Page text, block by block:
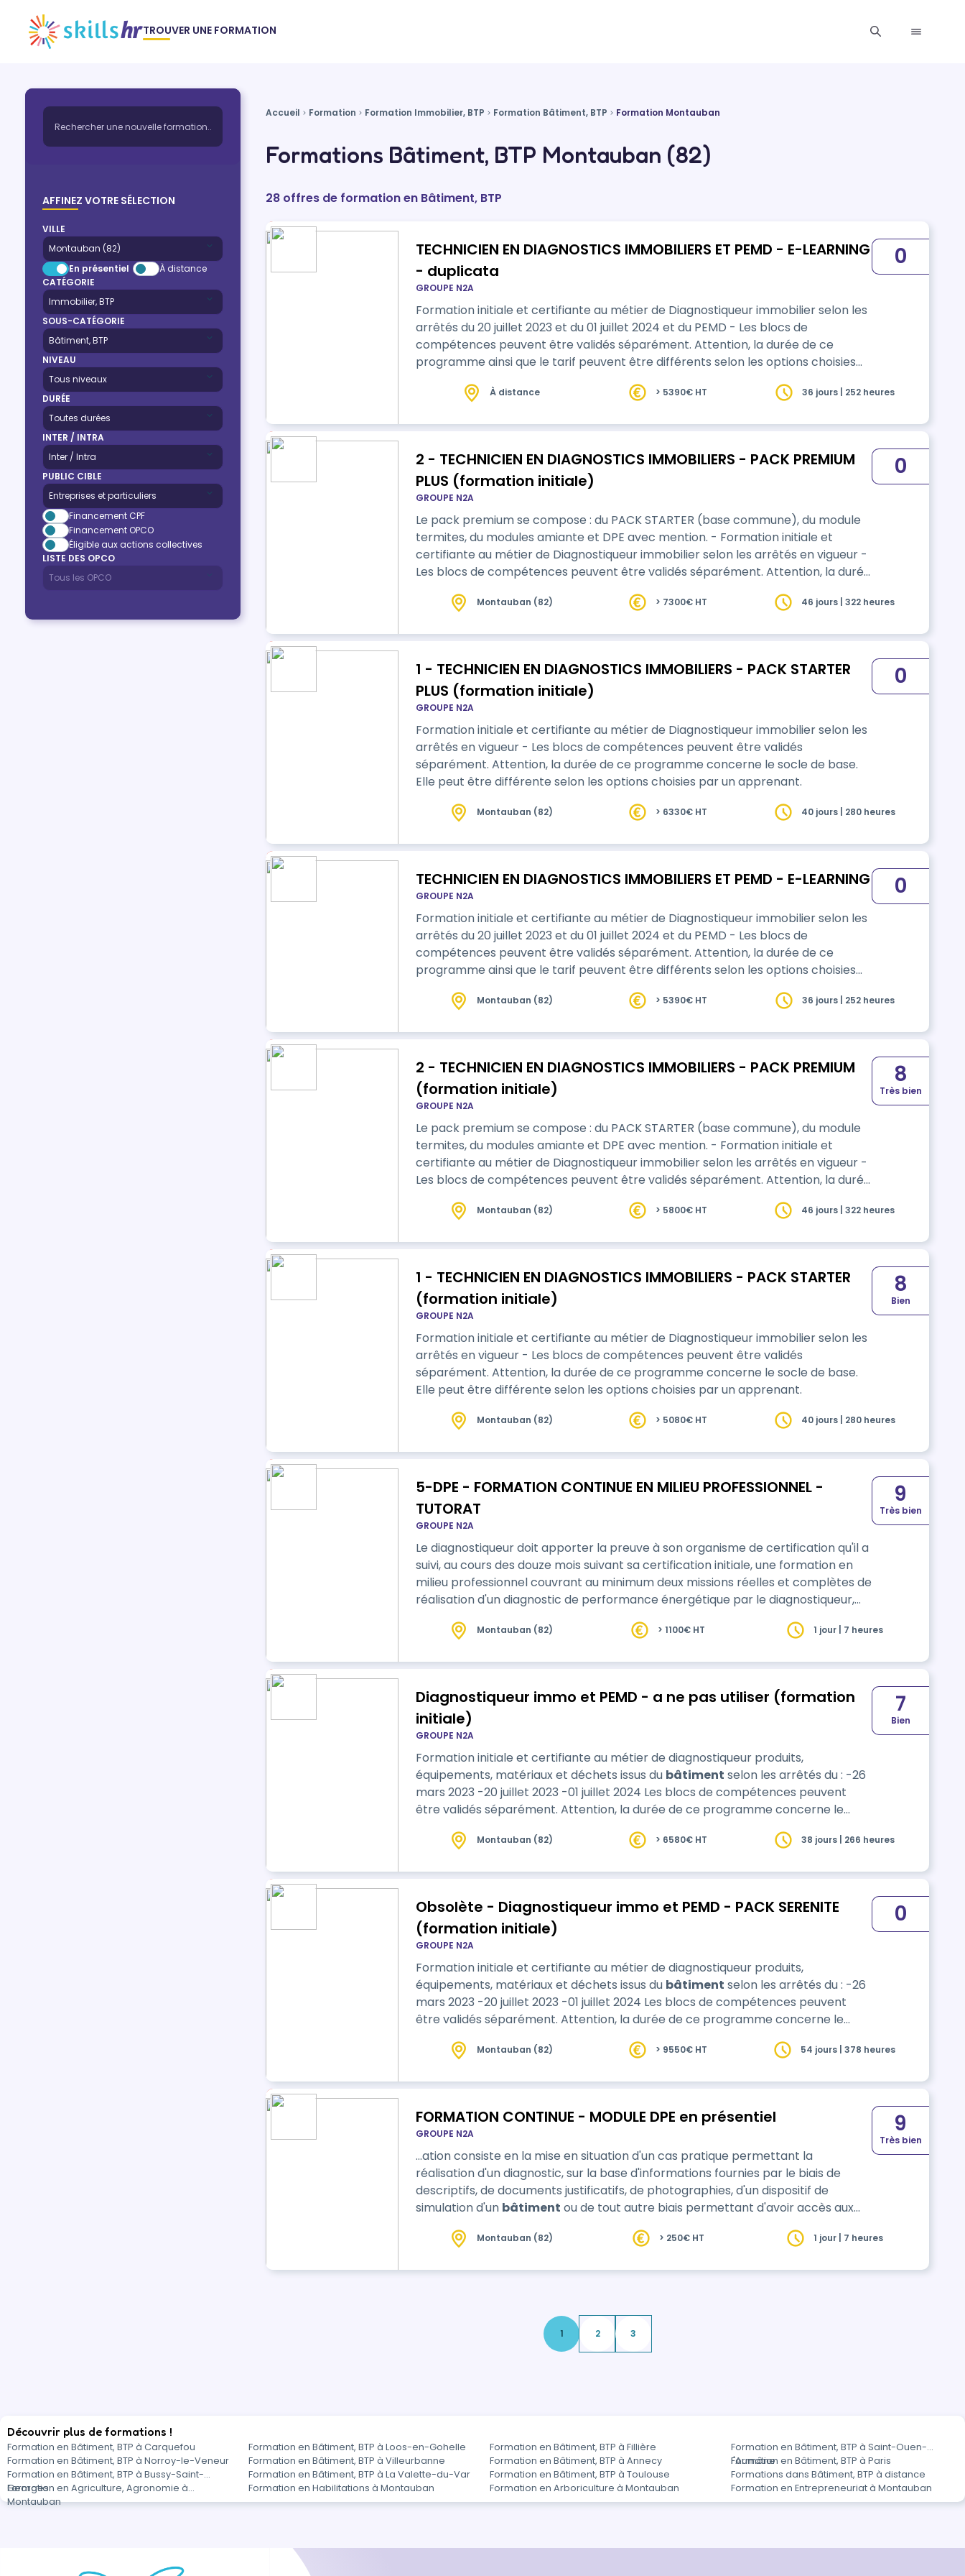
TROUVER UNE FORMATION
AFFINEZ VOTRE SÉLECTION
VILLE
En présentiel
À distance
CATÉGORIE
SOUS-CATÉGORIE
NIVEAU
DURÉE
INTER / INTRA
PUBLIC CIBLE
Financement CPF
Financement OPCO
Éligible aux actions collectives
LISTE DES OPCO
Accueil Formation Formation Immobilier, BTP Formation Bâtiment, BTP Formation Montauban
Formations Bâtiment, BTP Montauban (82)
28 offres de formation en Bâtiment, BTP
TECHNICIEN EN DIAGNOSTICS IMMOBILIERS ET PEMD - E-LEARNING
- duplicata
GROUPE N2A
Formation initiale et certifiante au métier de Diagnostiqueur immobilier selon les
arrêtés du 20 juillet 2023 et du 01 juillet 2024 et du PEMD - Les blocs de
compétences peuvent être validés séparément. Attention, la durée de ce
programme ainsi que le tarif peuvent être différents selon les options choisies
0
À distance > 5390€ HT 36 jours | 252 heures
2 - TECHNICIEN EN DIAGNOSTICS IMMOBILIERS - PACK PREMIUM
PLUS (formation initiale)
GROUPE N2A
Le pack premium se compose : du PACK STARTER (base commune), du module
termites, du modules amiante et DPE avec mention. - Formation initiale et
certifiante au métier de Diagnostiqueur immobilier selon les arrêtés en vigueur -
Les blocs de compétences peuvent être validés séparément. Attention, la durée
options choisies par un apprenant.
0
Montauban (82) > 7300€ HT 46 jours | 322 heures
1 - TECHNICIEN EN DIAGNOSTICS IMMOBILIERS - PACK STARTER
PLUS (formation initiale)
GROUPE N2A
Formation initiale et certifiante au métier de Diagnostiqueur immobilier selon les
arrêtés en vigueur - Les blocs de compétences peuvent être validés
séparément. Attention, la durée de ce programme concerne le socle de base.
Elle peut être différente selon les options choisies par un apprenant.
0
Montauban (82) > 6330€ HT 40 jours | 280 heures
TECHNICIEN EN DIAGNOSTICS IMMOBILIERS ET PEMD - E-LEARNING
GROUPE N2A
Formation initiale et certifiante au métier de Diagnostiqueur immobilier selon les
arrêtés du 20 juillet 2023 et du 01 juillet 2024 et du PEMD - Les blocs de
compétences peuvent être validés séparément. Attention, la durée de ce
programme ainsi que le tarif peuvent être différents selon les options choisies
0
Montauban (82) > 5390€ HT 36 jours | 252 heures
2 - TECHNICIEN EN DIAGNOSTICS IMMOBILIERS - PACK PREMIUM
(formation initiale)
GROUPE N2A
Le pack premium se compose : du PACK STARTER (base commune), du module
termites, du modules amiante et DPE avec mention. - Formation initiale et
certifiante au métier de Diagnostiqueur immobilier selon les arrêtés en vigueur -
Les blocs de compétences peuvent être validés séparément. Attention, la durée
options choisies par un apprenant.
8
Très bien
Montauban (82) > 5800€ HT 46 jours | 322 heures
1 - TECHNICIEN EN DIAGNOSTICS IMMOBILIERS - PACK STARTER
(formation initiale)
GROUPE N2A
Formation initiale et certifiante au métier de Diagnostiqueur immobilier selon les
arrêtés en vigueur - Les blocs de compétences peuvent être validés
séparément. Attention, la durée de ce programme concerne le socle de base.
Elle peut être différente selon les options choisies par un apprenant.
8
Bien
Montauban (82) > 5080€ HT 40 jours | 280 heures
5-DPE - FORMATION CONTINUE EN MILIEU PROFESSIONNEL -
TUTORAT
GROUPE N2A
Le diagnostiqueur doit apporter la preuve à son organisme de certification qu'il a
suivi, au cours des douze mois suivant sa certification initiale, une formation en
milieu professionnel couvrant au minimum deux missions réelles et complètes de
réalisation d'un diagnostic de performance énergétique par le diagnostiqueur,
mention, l'une des deux missions réalisées porte sur le périmètre de la mention.
9
Très bien
Montauban (82) > 1100€ HT 1 jour | 7 heures
Diagnostiqueur immo et PEMD - a ne pas utiliser (formation
initiale)
GROUPE N2A
Formation initiale et certifiante au métier de diagnostiqueur produits,
équipements, matériaux et déchets issus du bâtiment selon les arrêtés du : -26
mars 2023 -20 juillet 2023 -01 juillet 2024 Les blocs de compétences peuvent
être validés séparément. Attention, la durée de ce programme concerne le
7
Bien
Montauban (82) > 6580€ HT 38 jours | 266 heures
Obsolète - Diagnostiqueur immo et PEMD - PACK SERENITE
(formation initiale)
GROUPE N2A
Formation initiale et certifiante au métier de diagnostiqueur produits,
équipements, matériaux et déchets issus du bâtiment selon les arrêtés du : -26
mars 2023 -20 juillet 2023 -01 juillet 2024 Les blocs de compétences peuvent
être validés séparément. Attention, la durée de ce programme concerne le
0
Montauban (82) > 9550€ HT 54 jours | 378 heures
FORMATION CONTINUE - MODULE DPE en présentiel
GROUPE N2A
…ation consiste en la mise en situation d'un cas pratique permettant la
réalisation d'un diagnostic, sur la base d'informations fournies par le biais de
descriptifs, de documents justificatifs, de photographies, d'un dispositif de
simulation d'un bâtiment ou de tout autre biais permettant d'avoir accès aux
lors de la deuxième, la troisième, la quatrième et la sixième année du cycle pour
9
Très bien
Montauban (82) > 250€ HT 1 jour | 7 heures
1 2 3
Découvrir plus de formations !
Formation en Bâtiment, BTP à Carquefou Formation en Bâtiment, BTP à Loos-en-Gohelle Formation en Bâtiment, BTP à Fillière
Formation en Bâtiment, BTP à Saint-Ouen-
l'Aumône
Formation en Bâtiment, BTP à Norroy-le-Veneur Formation en Bâtiment, BTP à Villeurbanne Formation en Bâtiment, BTP à Annecy
Formation en Bâtiment, BTP à Paris
Formation en Bâtiment, BTP à Bussy-Saint-
Georges
Formation en Bâtiment, BTP à La Valette-du-Var Formation en Bâtiment, BTP à Toulouse
Formations dans Bâtiment, BTP à distance
Formation en Agriculture, Agronomie à
Montauban
Formation en Habilitations à Montauban Formation en Arboriculture à Montauban Formation en Entrepreneuriat à Montauban